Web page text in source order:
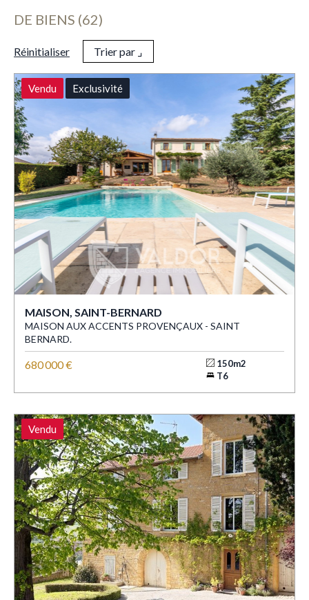
DE BIENS (62)
Réinitialiser Trier par ⌟
Vendu Exclusivité
MAISON, SAINT-BERNARD
MAISON AUX ACCENTS PROVENÇAUX - SAINT
BERNARD.
680 000 €
150m2
T6
Vendu